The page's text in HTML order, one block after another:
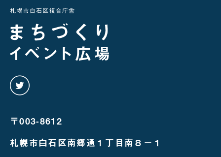
〒003-8612
札幌市白石区南郷通１丁目南８－１